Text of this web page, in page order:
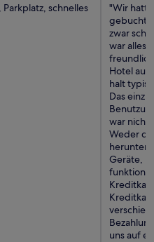
schnelles
"Wir
gebucht
zwar
war alles
Hotel
halt
Das
war nicht
Weder
herunter
Geräte,
uns auf